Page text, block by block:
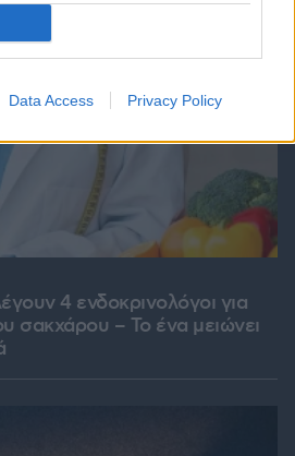
Data Access Privacy Policy
4 ενδοκρινολόγοι για
σακχάρου – Το ένα μειώνει